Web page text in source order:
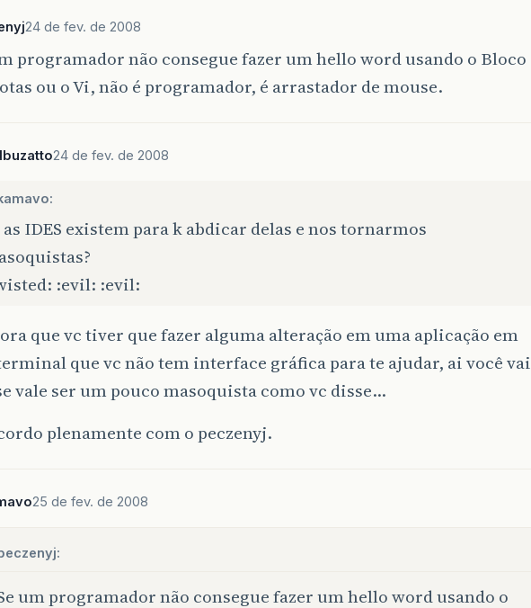
24 de fev. de 2008
programador não consegue fazer um hello word usando o Bloco
ou o Vi, não é programador, é arrastador de mouse.
24 de fev. de 2008
as IDES existem para k abdicar delas e nos tornarmos
:evil: :evil:
que vc tiver que fazer alguma alteração em uma aplicação em
que vc não tem interface gráfica para te ajudar, ai você vai
vale ser um pouco masoquista como vc disse…
plenamente com o peczenyj.
25 de fev. de 2008
um programador não consegue fazer um hello word usando o